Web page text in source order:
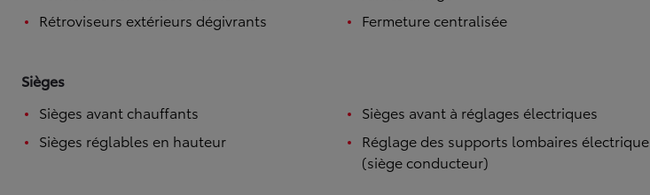
Rétroviseurs extérieurs dégivrants
Fermeture centralisée
Sièges
Sièges avant chauffants
Sièges réglables en hauteur
Sièges avant à réglages électriques
Réglage des supports lombaires électrique
(siège conducteur)